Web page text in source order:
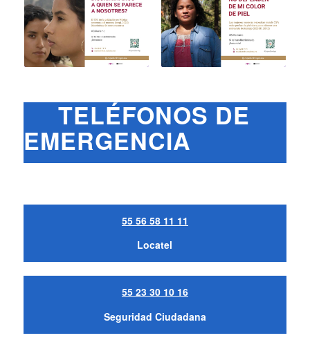
TELÉFONOS DE
EMERGENCIA
55 56 58 11 11
Locatel
55 23 30 10 16
Seguridad Ciudadana